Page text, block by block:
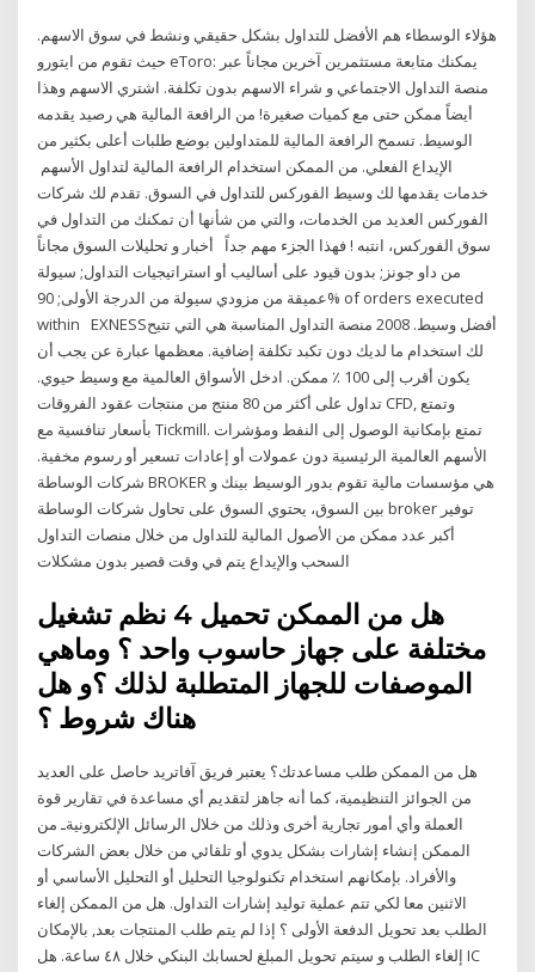
هؤلاء الوسطاء هم الأفضل للتداول بشكل حقيقي ونشط في سوق الاسهم.
حيث تقوم من ايتورو eToro: يمكنك متابعة مستثمرين آخرين مجاناً عبر
منصة التداول الاجتماعي و شراء الاسهم بدون تكلفة. اشتري الاسهم وهذا
أيضاً ممكن حتى مع كميات صغيرة! من الرافعة المالية هي رصيد يقدمه
الوسيط. تسمح الرافعة المالية للمتداولين بوضع طلبات أعلى بكثير من
الإيداع الفعلي. من الممكن استخدام الرافعة المالية لتداول الأسهم
خدمات يقدمها لك وسيط الفوركس للتداول في السوق. تقدم لك شركات
الفوركس العديد من الخدمات، والتي من شأنها أن تمكنك من التداول في
سوق الفوركس، انتبه ! فهذا الجزء مهم جداً أخبار و تحليلات السوق مجاناً
من داو جونز; بدون قيود على أساليب أو استراتيجيات التداول; سيولة
عميقة من مزودي سيولة من الدرجة الأولى; 90% of orders executed
within EXNESSأفضل وسيط. 2008 منصة التداول المناسبة هي التي تتيح
لك استخدام ما لديك دون تكبد تكلفة إضافية. معظمها عبارة عن يجب أن
يكون أقرب إلى 100 ٪ ممكن. ادخل الأسواق العالمية مع وسيط حيوي.
تداول على أكثر من 80 منتج من منتجات عقود الفروقات CFD, وتمتع
بأسعار تنافسية مع Tickmill. تمتع بإمكانية الوصول إلى النفط ومؤشرات
الأسهم العالمية الرئيسية دون عمولات أو إعادات تسعير أو رسوم مخفية.
شركات الوساطة BROKER هي مؤسسات مالية تقوم بدور الوسيط بينك و
بين السوق، يحتوي السوق على تحاول شركات الوساطة broker توفير
أكبر عدد ممكن من الأصول المالية للتداول من خلال منصات التداول
السحب والإيداع يتم في وقت قصير بدون مشكلات
هل من الممكن تحميل 4 نظم تشغيل
مختلفة على جهاز حاسوب واحد ؟ وماهي
الموصفات للجهاز المتطلبة لذلك ؟و هل
هناك شروط ؟
هل من الممكن طلب مساعدتك؟ يعتبر فريق آفاتريد حاصل على العديد
من الجوائز التنظيمية، كما أنه جاهز لتقديم أي مساعدة في تقارير قوة
العملة وأي أمور تجارية أخرى وذلك من خلال الرسائل الإلكترونيةـ من
الممكن إنشاء إشارات بشكل يدوي أو تلقائي من خلال بعض الشركات
والأفراد. بإمكانهم استخدام تكنولوجيا التحليل أو التحليل الأساسي أو
الاثنين معا لكي تتم عملية توليد إشارات التداول. هل من الممكن إلغاء
الطلب بعد تحويل الدفعة الأولى ؟ إذا لم يتم طلب المنتجات بعد, بالإمكان
إلغاء الطلب و سيتم تحويل المبلغ لحسابك البنكي خلال ٤٨ ساعة. هل IC